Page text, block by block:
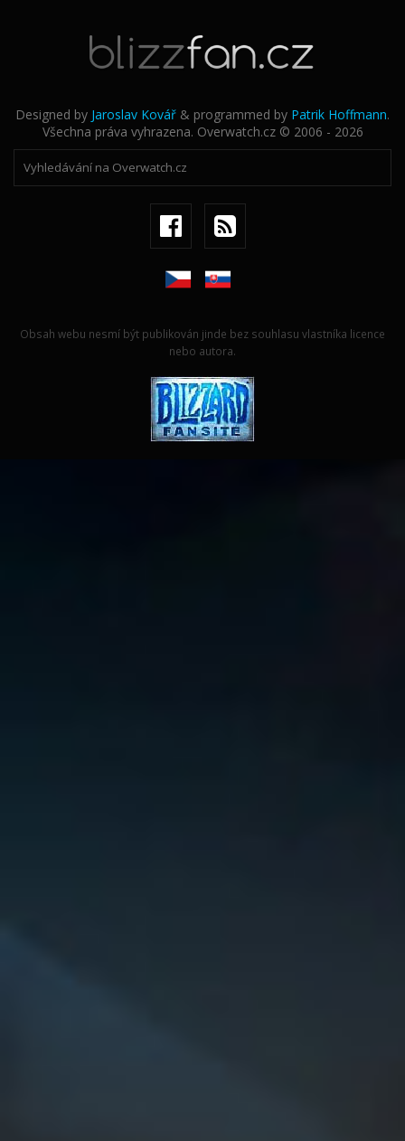
Designed by Jaroslav Kovář & programmed by Patrik Hoffmann.
Všechna práva vyhrazena. Overwatch.cz © 2006 - 2026
Obsah webu nesmí být publikován jinde bez souhlasu vlastníka licence
nebo autora.